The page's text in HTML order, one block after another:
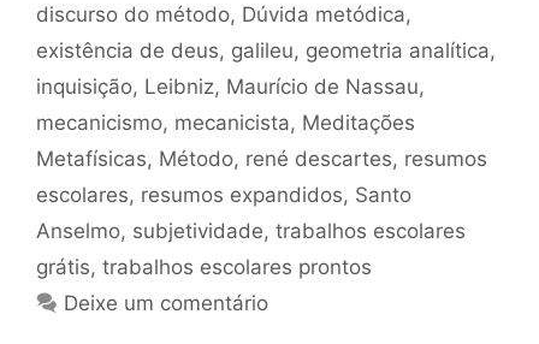
discurso do método, Dúvida metódica,
existência de deus, galileu, geometria analítica,
inquisição, Leibniz, Maurício de Nassau,
mecanicismo, mecanicista, Meditações
Metafísicas, Método, rené descartes, resumos
escolares, resumos expandidos, Santo
Anselmo, subjetividade, trabalhos escolares
grátis, trabalhos escolares prontos
Deixe um comentário